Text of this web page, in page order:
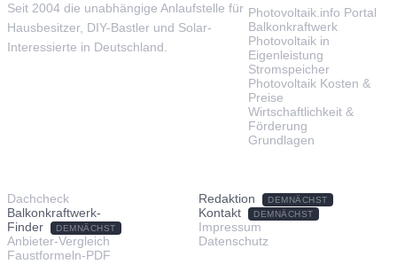
Seit 2004 die unabhängige Anlaufstelle für
Hausbesitzer, DIY-Bastler und Solar-
Interessierte in Deutschland.
Photovoltaik.info Portal
Balkonkraftwerk
Photovoltaik in
Eigenleistung
Stromspeicher
Photovoltaik Kosten &
Preise
Wirtschaftlichkeit &
Förderung
Grundlagen
Dachcheck
Balkonkraftwerk-
Finder
DEMNÄCHST
Anbieter-Vergleich
Faustformeln-PDF
Redaktion DEMNÄCHST
Kontakt DEMNÄCHST
Impressum
Datenschutz